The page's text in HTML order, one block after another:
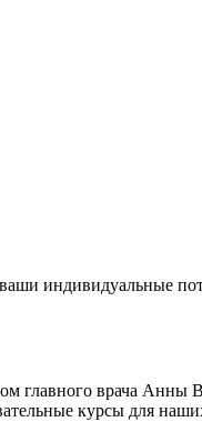
индивидуальные
врача Анны
курсы для